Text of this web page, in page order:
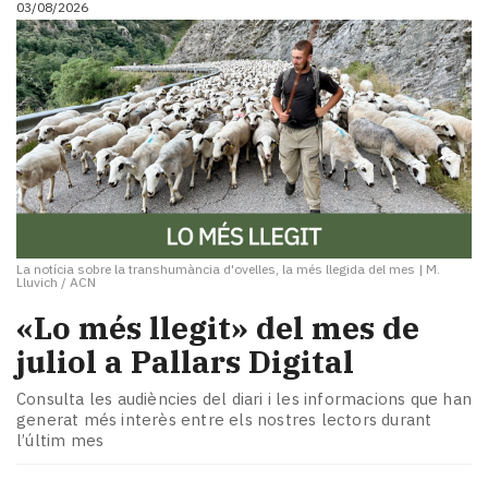
i
turisme
Cultura
Esports
Mai
tant!
TV
i
mitjans
temps
Reportatges
Entrevistes
Enquestes
A
escena!
Dis
la
03/08/2026
La notícia sobre la transhumància d'ovelles, la més llegida del mes | M.
Lluvich / ACN
«Lo més llegit» del mes de
juliol a Pallars Digital
Consulta les audiències del diari i les informacions que han
generat més interès entre els nostres lectors durant
l’últim mes